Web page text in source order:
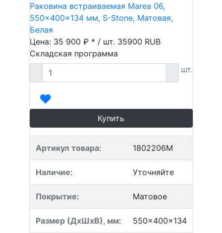
Раковина встраиваемая Marea 06,
550x400x134 мм, S-Stone, Матовая,
Белая
Цена: 35 900 ₽ * / шт. 35900 RUB
Складская программа
шт.
Купить
Артикул товара: 1802206M
Наличие: Уточняйте
Покрытие: Матовое
Размер (ДхШхВ), мм: 550x400x134